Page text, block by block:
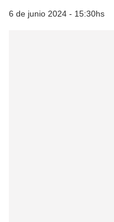
6 de junio 2024 - 15:30hs